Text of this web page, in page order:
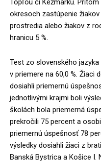
Topľou či Kežmarku.
okresoch zastúpenie
prostredia alebo žiakov z
hranicu 5 %.
Test zo slovenského
v priemere na 60,0 %. Žiaci
dosiahli priemernú
jednotlivými krajmi boli
školách bola priemerná
prekročili 75 percent a
priemernú úspešnosť 78
výsledky dosiahli žiaci z
Banská Bystrica a Košice I.